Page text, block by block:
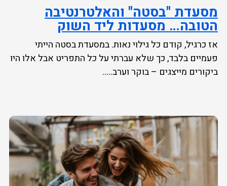
מסעדת "בסטה" והאלטרנטיבה
הטובה… מסעדות ליד השוק
אז כרגיל, קודם כל גילוי נאות. במסעדת בסטה הייתי
פעמיים בלבד, כך שלא עברתי על כל התפריט אבל אלו היו
ביקורים מייצגים – בוקר וערב.....